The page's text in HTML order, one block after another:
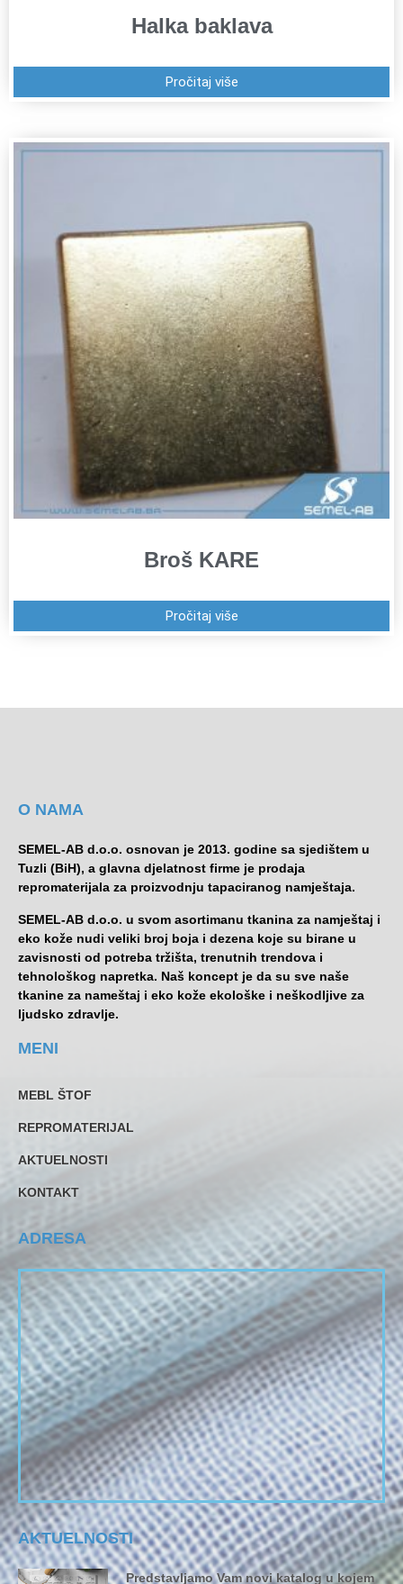
Halka baklava
Pročitaj više
Broš KARE
Pročitaj više
O NAMA
SEMEL-AB d.o.o. osnovan je 2013. godine sa sjedištem u
Tuzli (BiH), a glavna djelatnost firme je prodaja
repromaterijala za proizvodnju tapaciranog namještaja.
SEMEL-AB d.o.o. u svom asortimanu tkanina za namještaj i
eko kože nudi veliki broj boja i dezena koje su birane u
zavisnosti od potreba tržišta, trenutnih trendova i
tehnološkog napretka. Naš koncept je da su sve naše
tkanine za nameštaj i eko kože ekološke i neškodljive za
ljudsko zdravlje.
MENI
MEBL ŠTOF
REPROMATERIJAL
AKTUELNOSTI
KONTAKT
ADRESA
AKTUELNOSTI
Predstavljamo Vam novi katalog u kojem